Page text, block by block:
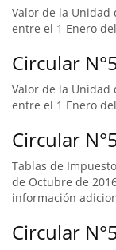
Valor de la Unidad
entre el 1 Enero
Circular
Valor de la Unidad
entre el 1 Enero
Circular
Tablas de
de Octubre de
información
Circular